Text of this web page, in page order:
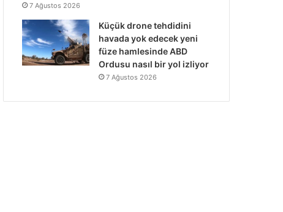
7 Ağustos 2026
Küçük drone tehdidini
havada yok edecek yeni
füze hamlesinde ABD
Ordusu nasıl bir yol izliyor
7 Ağustos 2026